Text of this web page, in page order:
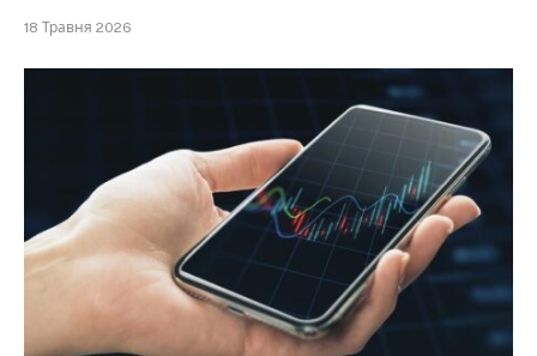
18 Травня 2026